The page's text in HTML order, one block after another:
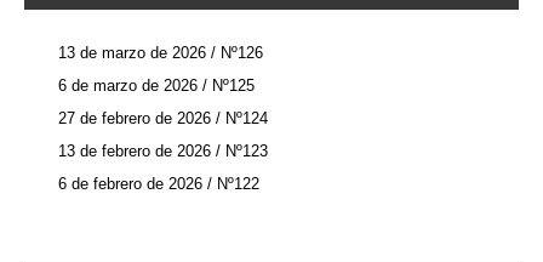
13 de marzo de 2026 / Nº126
6 de marzo de 2026 / Nº125
27 de febrero de 2026 / Nº124
13 de febrero de 2026 / Nº123
6 de febrero de 2026 / Nº122